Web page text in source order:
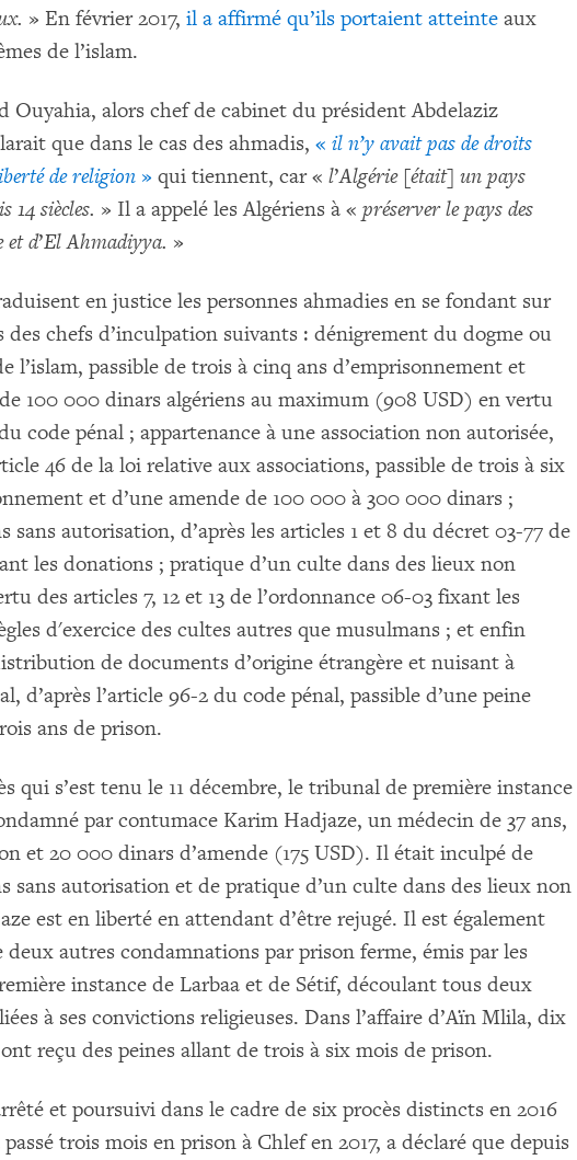
» En février 2017, il a affirmé qu’ils portaient atteinte aux
de l’islam.
Ouyahia, alors chef de cabinet du président Abdelaziz
que dans le cas des ahmadis, « il n’y avait pas de droits
de religion » qui tiennent, car « l’Algérie [était] un pays
14 siècles. » Il a appelé les Algériens à « préserver le pays des
et d’El Ahmadiyya. »
en justice les personnes ahmadies en se fondant sur
des chefs d’inculpation suivants : dénigrement du dogme ou
l’islam, passible de trois à cinq ans d’emprisonnement et
100 000 dinars algériens au maximum (908 USD) en vertu
code pénal ; appartenance à une association non autorisée,
46 de la loi relative aux associations, passible de trois à six
et d’une amende de 100 000 à 300 000 dinars ;
sans autorisation, d’après les articles 1 et 8 du décret 03-77 de
les donations ; pratique d’un culte dans des lieux non
des articles 7, 12 et 13 de l’ordonnance 06-03 fixant les
d'exercice des cultes autres que musulmans ; et enfin
de documents d’origine étrangère et nuisant à
d’après l’article 96-2 du code pénal, passible d’une peine
ans de prison.
qui s’est tenu le 11 décembre, le tribunal de première instance
par contumace Karim Hadjaze, un médecin de 37 ans,
et 20 000 dinars d’amende (175 USD). Il était inculpé de
sans autorisation et de pratique d’un culte dans des lieux non
est en liberté en attendant d’être rejugé. Il est également
deux autres condamnations par prison ferme, émis par les
instance de Larbaa et de Sétif, découlant tous deux
à ses convictions religieuses. Dans l’affaire d’Aïn Mlila, dix
reçu des peines allant de trois à six mois de prison.
et poursuivi dans le cadre de six procès distincts en 2016
trois mois en prison à Chlef en 2017, a déclaré que depuis